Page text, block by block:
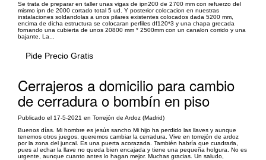
Se trata de preparar en taller unas vigas de ipn200 de 2700 mm con refuerzo del
mismo ipn de 2000 cortado total 5 ud. Y posterior colocacion en nuestras
instalaciones soldandolas a unos pilares existentes colocados dada 5200 mm,
encima de dicha estructura se colocaran perfiles df120*3 y una chapa grecada
fornando una cubierta de unos 20800 mm * 2500mm con un canalon corrido y una
bajante. La...
Pide Precio Gratis
Cerrajeros a domicilio para cambio
de cerradura o bombín en piso
Publicado el 17-5-2021 en Torrejón de Ardoz (Madrid)
Buenos días. Mi hombre es jesús sancho Mi hijo ha perdido las llaves y aunque
tenemos otros juegos, queremos cambiar la cerradura. Vive en torrejón de ardoz
por la zona del juncal. Es una puerta acorazada. También habría que cuadrarla,
pues al echar la llave no queda bien encajada y tiene una pequeña holgura. No es
urgente, aunque cuanto antes lo hagan mejor. Muchas gracias. Un saludo,